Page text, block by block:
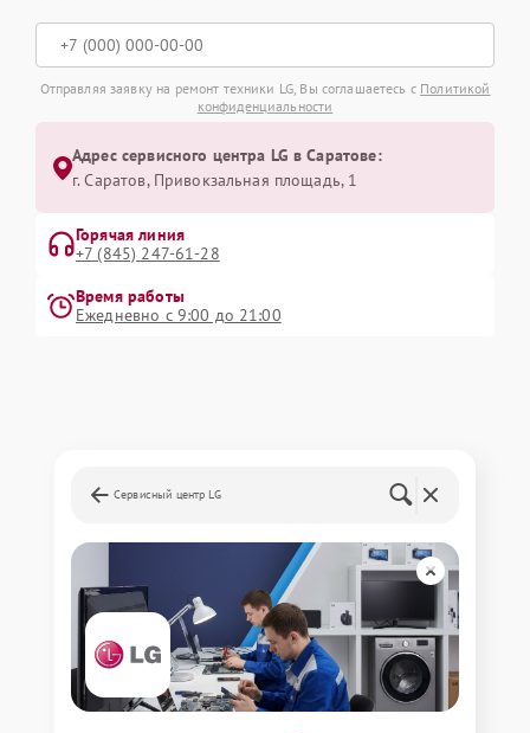
Отправляя заявку на ремонт техники LG, Вы соглашаетесь с Политикой
конфиденциальности
Адрес сервисного центра LG в Саратове:
г. Саратов, Привокзальная площадь, 1
Горячая линия
+7 (845) 247-61-28
Время работы
Ежедневно с 9:00 до 21:00
Сервисный центр LG